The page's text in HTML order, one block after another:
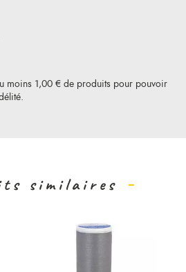
moins 1,00 € de produits pour pouvoir
similaires